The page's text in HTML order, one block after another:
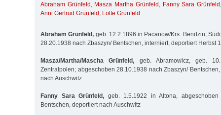
Abraham Grünfeld , Masza Martha Grünfeld , Fanny Sara Grünfeld
Anni Gertrud Grünfeld , Lotte Grünfeld
Abraham Grünfeld, geb. 12.2.1896 in Pacanow/Krs. Bendzin,
28.20.1938 nach Zbaszyn/ Bentschen, interniert, deportiert Herbst
Masza/Martha/Mascha Grünfeld, geb. Abramowicz, geb.
Zentralpolen; abgeschoben 28.10.1938 nach Zbaszyn/
nach Auschwitz
Fanny Sara Grünfeld, geb. 1.5.1922 in Altona, abgeschoben
Bentschen, deportiert nach Auschwitz